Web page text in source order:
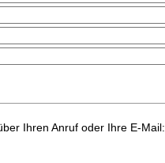
Ihren Anruf oder Ihre E-Mail: